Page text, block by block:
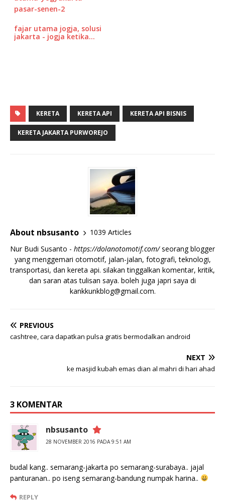
fajar utama jogja, solusi
jakarta - jogja ketika…
KERETA KERETA API KERETA API BISNIS
KERETA JAKARTA PURWOREJO
About nbsusanto
1039 Articles
Nur Budi Susanto - https://dolanotomotif.com/seorang blogger
yang menggemari otomotif, jalan-jalan, fotografi, teknologi,
transportasi, dan kereta api. silakan tinggalkan komentar, kritik,
dan saran atas tulisan saya. boleh juga japri saya di
kankkunkblog@gmail.com.
PREVIOUS
cashtree, cara dapatkan pulsa gratis bermodalkan android
NEXT
ke masjid kubah emas dian al mahri di hari ahad
3 KOMENTAR
nbsusanto
28 NOVEMBER 2016 PADA 9:51 AM
budal kang.. semarang-jakarta po semarang-surabaya.. jajal
panturanan.. po iseng semarang-bandung numpak harina..
REPLY